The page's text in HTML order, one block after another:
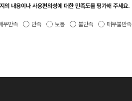
의 내용이나 사용편의성에 대한 만족도를 평가해 주세요.
우만족 만족 보통 불만족 매우불만족